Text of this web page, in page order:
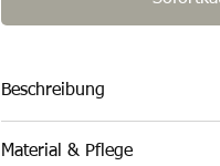
Beschreibung
Material & Pflege